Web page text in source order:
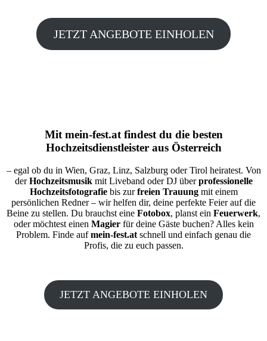
JETZT ANGEBOTE EINHOLEN
Mit mein-fest.atfindest du die besten
Hochzeitsdienstleister aus Österreich
– egal ob du in Wien, Graz, Linz, Salzburg oder Tirol heiratest. Von
derHochzeitsmusikmit Liveband oder DJ überprofessionelle
Hochzeitsfotografiebis zurfreien Trauungmit einem
persönlichen Redner – wir helfen dir, deine perfekte Feier auf die
Beine zu stellen. Du brauchst eine Fotobox, planst ein Feuerwerk,
oder möchtest einen Magierfür deine Gäste buchen? Alles kein
Problem. Finde aufmein-fest.atschnell und einfach genau die
Profis, die zu euch passen.
JETZT ANGEBOTE EINHOLEN